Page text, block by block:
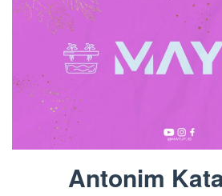
Antonim